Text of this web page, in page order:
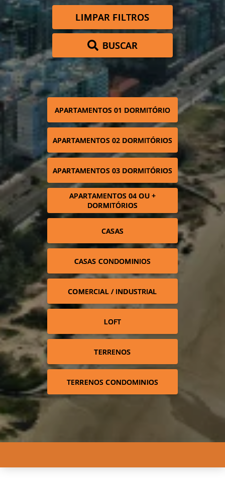
LIMPAR FILTROS
BUSCAR
APARTAMENTOS 01 DORMITÓRIO
APARTAMENTOS 02 DORMITÓRIOS
APARTAMENTOS 03 DORMITÓRIOS
APARTAMENTOS 04 OU +
DORMITÓRIOS
CASAS
CASAS CONDOMINIOS
COMERCIAL / INDUSTRIAL
LOFT
TERRENOS
TERRENOS CONDOMINIOS